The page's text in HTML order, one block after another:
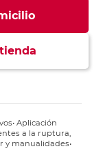
Aplicación
a la ruptura,
y manualidades•